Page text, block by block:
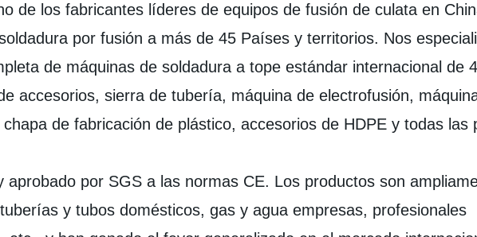
de los fabricantes líderes de equipos de fusión de culata en
por fusión a más de 45 Países y territorios. Nos
de máquinas de soldadura a tope estándar internacional de
accesorios, sierra de tubería, máquina de electrofusión,
de fabricación de plástico, accesorios de HDPE y todas
aprobado por SGS a las normas CE. Los productos son
y tubos domésticos, gas y agua empresas, profesionales